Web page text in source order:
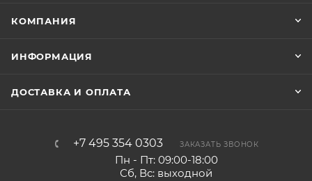
КОМПАНИЯ
ИНФОРМАЦИЯ
ДОСТАВКА И ОПЛАТА
+7 495 354 0303 ЗАКАЗАТЬ ЗВОНОК
Пн - Пт: 09:00-18:00
Сб, Вс: выходной